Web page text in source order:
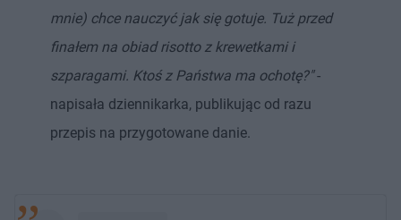
mnie) chce nauczyć jak się gotuje. Tuż przed
finałem na obiad risotto z krewetkami i
szparagami. Ktoś z Państwa ma ochotę?"-
napisała dziennikarka, publikując od razu
przepis na przygotowane danie.